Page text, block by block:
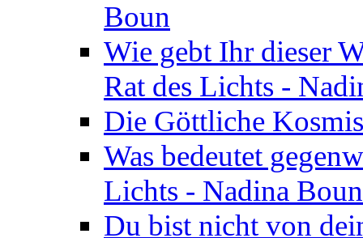
Boun
Wie gebt Ihr dieser
Rat des Lichts -
Die Göttliche
Was bedeutet
Lichts - Nadina Boun
Du bist nicht von